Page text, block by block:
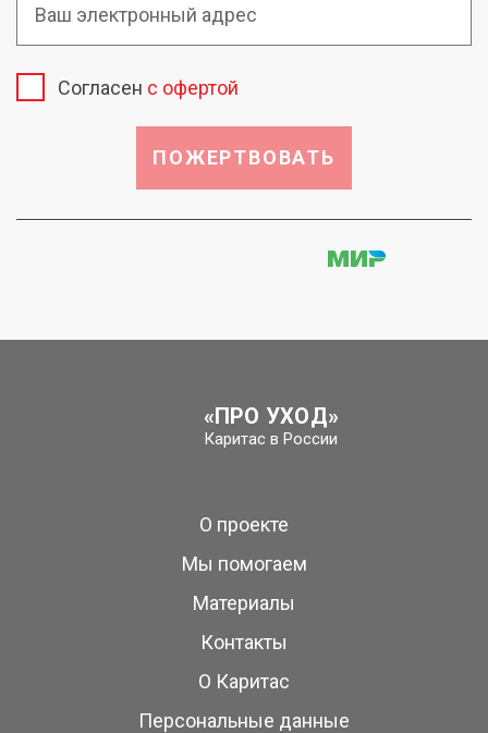
Согласен с офертой
«ПРО УХОД»
Каритас в России
О проекте
Мы помогаем
Материалы
Контакты
О Каритас
Персональные данные